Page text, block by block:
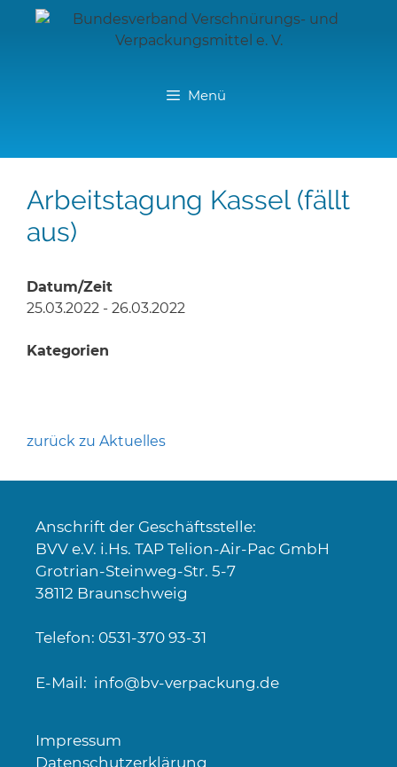
springen
Menü
Arbeitstagung Kassel (fällt
aus)
Datum/Zeit
25.03.2022 - 26.03.2022
Kategorien
zurück zu Aktuelles
Anschrift der Geschäftsstelle:
BVV e.V. i.Hs. TAP Telion-Air-Pac GmbH
Grotrian-Steinweg-Str. 5-7
38112 Braunschweig
Telefon: 0531-370 93-31
E-Mail: info@bv-verpackung.de
Impressum
Datenschutzerklärung